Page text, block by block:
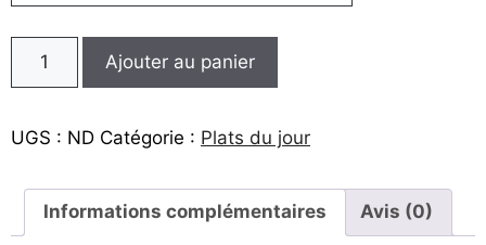
à
12,00€
Ajouter au panier
UGS : ND Catégorie : Plats du jour
Informations complémentaires Avis (0)